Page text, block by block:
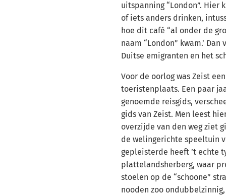
uitspanning “London”. Hier
of iets anders drinken,
hoe dit café “al onder de
naam “London” kwam.’
Duitse emigranten en het
Voor de oorlog was Zeist
toeristenplaats. Een paar
genoemde reisgids,
gids van Zeist. Men leest
overzijde van den weg ziet
de welingerichte speeltuin
gepleisterde heeft ’t echte
plattelandsherberg, waar
stoelen op de “schoone”
nooden zoo